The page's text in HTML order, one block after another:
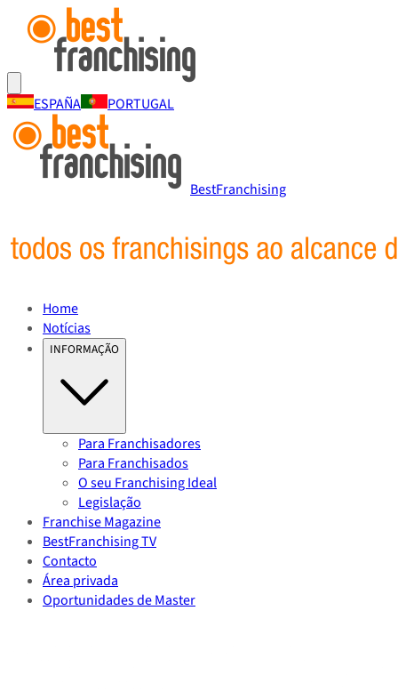
ESPAÑA PORTUGAL
BestFranchising
Home
Notícias
INFORMAÇÃO
Para Franchisadores
Para Franchisados
O seu Franchising Ideal
Legislação
Franchise Magazine
BestFranchising TV
Contacto
Área privada
Oportunidades de Master